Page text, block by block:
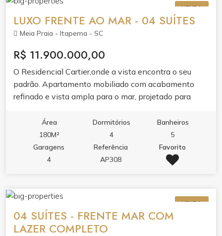
VENDA
LUXO FRENTE AO MAR - 04 SUÍTES
Meia Praia - Itapema - SC
R$ 11.900.000,00
O Residencial Cartier,onde a vista encontra o seu
padrão. Apartamento mobiliado com acabamento
refinado e vista ampla para o mar, projetado para
imóvel reúne living integrado com sala de estar e
jantar, cozinha com móveis planejados e porcelanato,
sacada com churrasqueira, varanda e dois banheiros.
Cada detalhe foi pensado para o seu bem-estar: ar
com senha e gesso no teto.O lazer de 1500m² é um
convite ao relaxamento e à convivência. Piscina
adulto com borda infinita, piscina térmica,
hidromassagem e jacuzzi se unem ao spa, sauna e
Área
180M²
Dormitórios
4
Banheiros
5
Garagens
4
Referência
AP308
Favorito
VENDA
04 SUÍTES - FRENTE MAR COM
LAZER COMPLETO